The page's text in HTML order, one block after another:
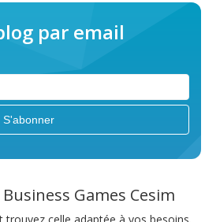
par email
Games Cesim
celle adaptée à vos besoins.